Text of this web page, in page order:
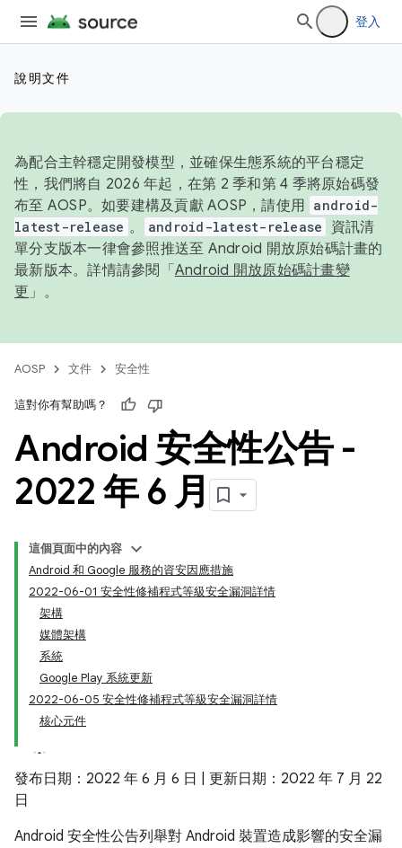
登入
說明文件
為配合主幹穩定開發模型，並確保生態系統的平台穩定
性，我們將自 2026 年起，在第 2 季和第 4 季將原始碼發
布至 AOSP。如要建構及貢獻 AOSP，請使用 android-
latest-release 。 android-latest-release
資訊清
單分支版本一律會參照推送至 Android 開放原始碼計畫的
最新版本。詳情請參閱「 Android 開放原始碼計畫變
更 」。
AOSP 文件 安全性
這對你有幫助嗎？
Android 安全性公告 -
2022 年 6 月
這個頁面中的內容
Android 和 Google 服務的資安因應措施
2022-06-01 安全性修補程式等級安全漏洞詳情
架構
媒體架構
系統
Google Play 系統更新
2022-06-05 安全性修補程式等級安全漏洞詳情
核心元件
發布日期：2022 年 6 月 6 日 | 更新日期：2022 年 7 月 22
日
Android 安全性公告列舉對 Android 裝置造成影響的安全漏